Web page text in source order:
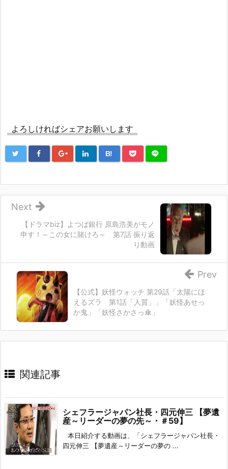
よろしければシェアお願いします
B!
【ドラマbiz】よつば銀行 原島浩美がモノ
申す！～この女に賭けろ～ 第7話 振り返
り動画
Next
【公式】妖怪ウォッチ 第29話「太陽にほ
えるズラ 第1話「人質」」「妖怪あせっ
か鬼」「妖怪さかさっ傘」
Prev
関連記事
シェフラージャパン社長・四元伸三 【夢遺
産～リーダーの夢の先～・＃59】
本日紹介する動画は、「シェフラージャパン社長・
四元伸三 【夢遺産～リーダーの夢の ...